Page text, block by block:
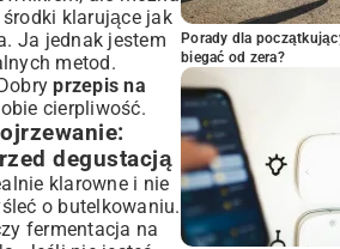
klarujące jak
Ja jednak jestem
metod.
przepis na
cierpliwość.
degustacją
klarowne i nie
o butelkowaniu.
fermentacja na
Porady dla
biegać od zera?